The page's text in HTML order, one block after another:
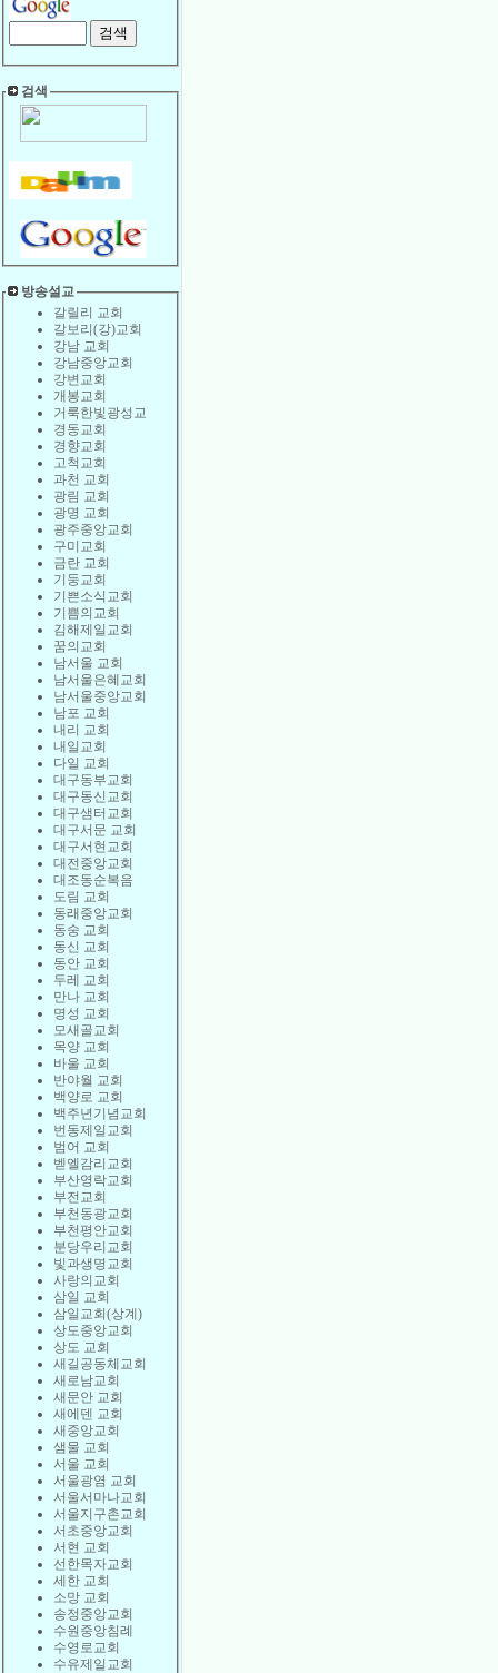
검색
방송설교
갈릴리 교회
갈보리(강)교회
강남 교회
강남중앙교회
강변교회
개봉교회
거룩한빛광성교
경동교회
경향교회
고척교회
과천 교회
광림 교회
광명 교회
광주중앙교회
구미교회
금란 교회
기둥교회
기쁜소식교회
기쁨의교회
김해제일교회
꿈의교회
남서울 교회
남서울은혜교회
남서울중앙교회
남포 교회
내리 교회
내일교회
다일 교회
대구동부교회
대구동신교회
대구샘터교회
대구서문 교회
대구서현교회
대전중앙교회
대조동순복음
도림 교회
동래중앙교회
동숭 교회
동신 교회
동안 교회
두레 교회
만나 교회
명성 교회
모새골교회
목양 교회
바울 교회
반야월 교회
백양로 교회
백주년기념교회
번동제일교회
범어 교회
벧엘감리교회
부산영락교회
부전교회
부천동광교회
부천평안교회
분당우리교회
빛과생명교회
사랑의교회
삼일 교회
삼일교회(상계)
상도중앙교회
상도 교회
새길공동체교회
새로남교회
새문안 교회
새에덴 교회
새중앙교회
샘물 교회
서울 교회
서울광염 교회
서울서마나교회
서울지구촌교회
서초중앙교회
서현 교회
선한목자교회
세한 교회
소망 교회
송정중앙교회
수원중앙침례
수영로교회
수유제일교회